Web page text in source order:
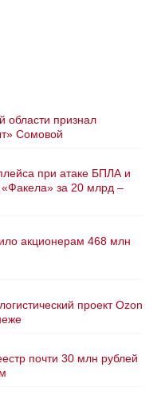
области признал
Сомовой
при атаке БПЛА и
«Факела» за 20 млрд –
акционерам 468 млн
проект Ozon
почти 30 млн рублей